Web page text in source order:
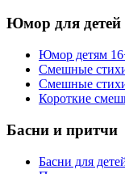
Юмор для детей
Юмор детям
Смешные
Смешные
Короткие
Басни и притчи
Басни для